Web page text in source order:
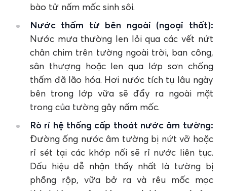
bào tử nấm mốc sinh sôi.
Nước thấm từ bên ngoài (ngoại thất):
Nước mưa thường len lỏi qua các vết nứt
chân chim trên tường ngoài trời, ban công,
sân thượng hoặc len qua lớp sơn chống
thấm đã lão hóa. Hơi nước tích tụ lâu ngày
bên trong lớp vữa sẽ đẩy ra ngoài mặt
trong của tường gây nấm mốc.
Rò rỉ hệ thống cấp thoát nước âm tường:
Đường ống nước âm tường bị nứt vỡ hoặc
rỉ sét tại các khớp nối sẽ rỉ nước liên tục.
Dấu hiệu dễ nhận thấy nhất là tường bị
phồng rộp, vữa bở ra và rêu mốc mọc